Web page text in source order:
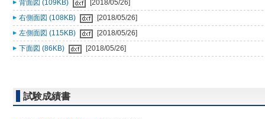
背面図 (109KB)
[2018/05/26]
右側面図 (108KB)
[2018/05/26]
左側面図 (115KB)
[2018/05/26]
下面図 (86KB)
[2018/05/26]
試験成績書